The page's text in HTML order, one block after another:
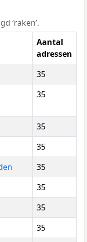
‘raken’.
Aantal
adressen
35
35
35
35
35
35
35
35